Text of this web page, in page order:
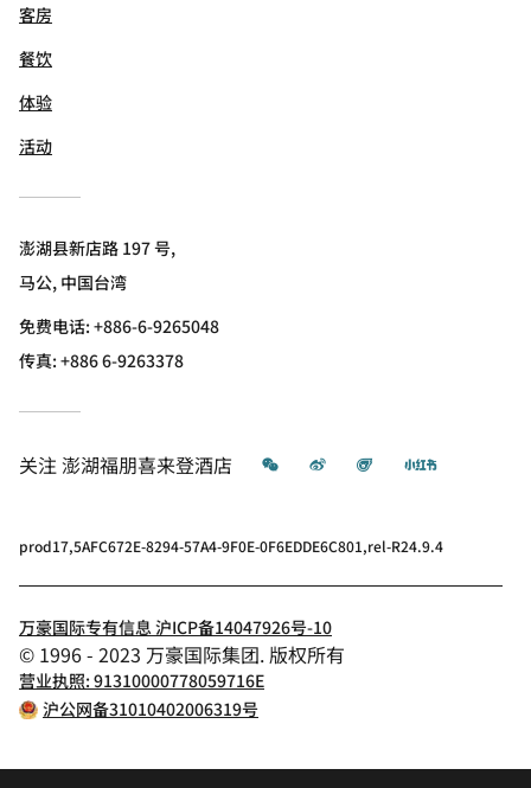
客房
餐饮
体验
活动
澎湖县新店路 197 号,
马公, 中国台湾
免费电话:+886-6-9265048
传真:+886 6-9263378
关注 澎湖福朋喜来登酒店 微信 微博 飞猪 小红书
prod17,5AFC672E-8294-57A4-9F0E-0F6EDDE6C801,rel-R24.9.4
万豪国际专有信息 沪ICP备14047926号-10
© 1996 - 2023 万豪国际集团. 版权所有
营业执照: 91310000778059716E
沪公网备31010402006319号